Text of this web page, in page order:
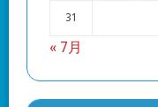
31
« 7月